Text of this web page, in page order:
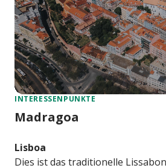
INTERESSENPUNKTE
Madragoa
Lisboa
Dies ist das traditionelle